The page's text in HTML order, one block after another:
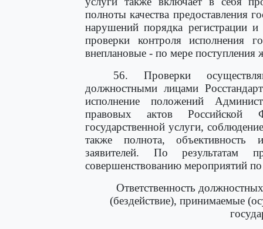
полноты качества предоставления
нарушений порядка регистрации
проверки контроля исполнения
внеплановые - по мере поступления
56. Проверки
должностными лицами
исполнение положений
правовых актов Российской
государственной услуги,
также полнота, объективность
заявителей. По результатам
совершенствованию мероприятий
Ответственность
(бездействие), принимаемые